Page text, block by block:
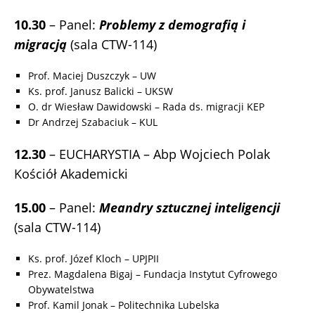
10.30 – Panel: Problemy z demografią i
migracją (sala CTW-114)
Prof. Maciej Duszczyk – UW
Ks. prof. Janusz Balicki – UKSW
O. dr Wiesław Dawidowski – Rada ds. migracji KEP
Dr Andrzej Szabaciuk – KUL
12.30 – EUCHARYSTIA – Abp Wojciech Polak
Kościół Akademicki
15.00 – Panel: Meandry sztucznej inteligencji
(sala CTW-114)
Ks. prof. Józef Kloch – UPJPII
Prez. Magdalena Bigaj – Fundacja Instytut Cyfrowego
Obywatelstwa
Prof. Kamil Jonak – Politechnika Lubelska